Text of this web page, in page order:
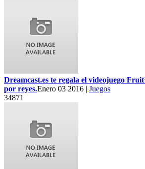
Dreamcast.es te regala el videojuego
por reyes.Enero 03 2016 | Juegos
34871